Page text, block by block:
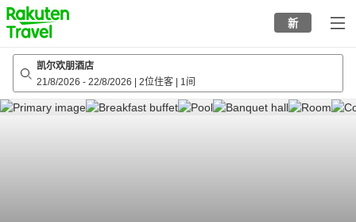
to
top
page
新
凯尔欢朋酒店
21/8/2026 - 22/8/2026 2位住客 1间